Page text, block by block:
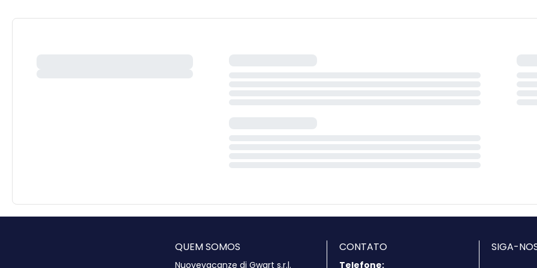
QUEM SOMOS
Nuovevacanze di Gwart s.r.l.
CONTATO
Telefone:
SIGA-